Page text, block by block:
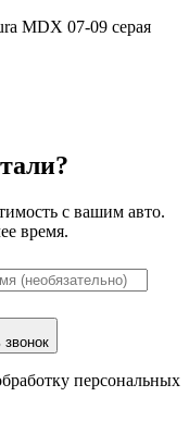
MDX 07-09 серая
с вашим авто.
время.
звонок
персональных